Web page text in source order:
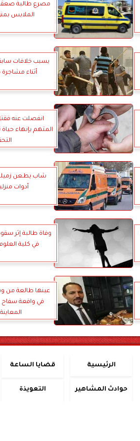
مصرع طالبة صعقًا
الملابس
بسبب خلافات
أثناء مشاجرة
انفصلت عنه
المتهم بإنهاء
شاب يطـعن
أدوات
وفاة طالبة إثر
في كلية
عينها طالعة من
في واقعة سفاح
الرئيسية قضايا الساعة
حوادث المشاهير التعويذة